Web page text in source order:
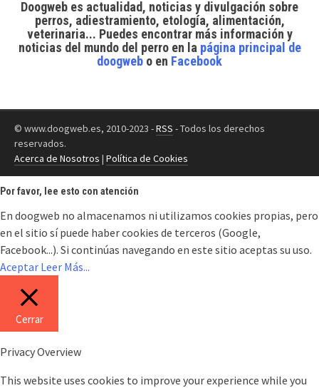
Doogweb es actualidad, noticias y divulgación sobre
perros, adiestramiento, etología, alimentación,
veterinaria... Puedes encontrar más información y
noticias del mundo del perroen la página principal de
doogweb o en Facebook
© www.doogweb.es, 2010-2023 -RSS - Todos los derechos
reservados.
Acerca de Nosotros | Política de Cookies
Por favor, lee esto con atención
En doogweb no almacenamos ni utilizamos cookies propias, pero
en el sitio sí puede haber cookies de terceros (Google,
Facebook...). Si continúas navegando en este sitio aceptas su uso.
Aceptar Leer Más...
Cerrar
Privacy Overview
This website uses cookies to improve your experience while you